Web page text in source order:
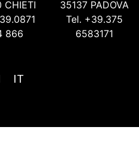
CHIETI
866
35137 PADOVA
Tel. +39.375
6583171
IT